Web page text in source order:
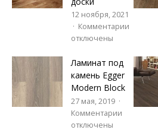
12 ноября, 2021
Комментарии
отключены
Ламинат под
камень Egger
Modern Block
27 мая, 2019
Комментарии
отключены